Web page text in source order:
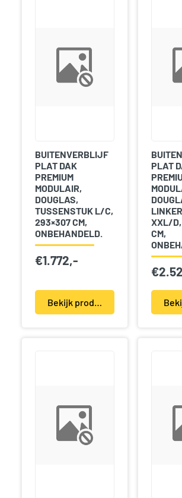
BUITENVERBLIJF
PLAT DAK
PREMIUM
MODULAIR,
DOUGLAS,
TUSSENSTUK L/C,
293×307 CM,
ONBEHANDELD.
€1.772,-
PLAT
XXL/
CM,
€